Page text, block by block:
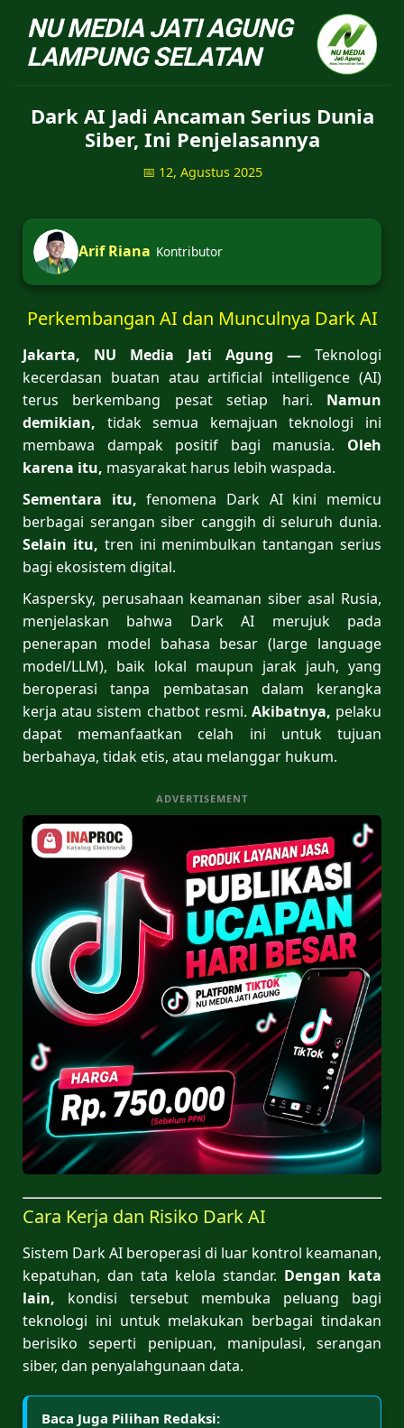
NU Jatiagung - Situs
Dark AI Jadi Ancaman Serius Dunia
Siber, Ini Penjelasannya
📅 12, Agustus 2025
Arif Riana Kontributor
Perkembangan AI dan Munculnya Dark AI
Jakarta, NU Media Jati Agung — Teknologi
kecerdasan buatan atau artificial intelligence (AI)
terus berkembang pesat setiap hari. Namun
demikian, tidak semua kemajuan teknologi ini
membawa dampak positif bagi manusia. Oleh
karena itu, masyarakat harus lebih waspada.
Sementara itu, fenomena Dark AI kini memicu
berbagai serangan siber canggih di seluruh dunia.
Selain itu, tren ini menimbulkan tantangan serius
bagi ekosistem digital.
Kaspersky, perusahaan keamanan siber asal Rusia,
menjelaskan bahwa Dark AI merujuk pada
penerapan model bahasa besar (large language
model/LLM), baik lokal maupun jarak jauh, yang
beroperasi tanpa pembatasan dalam kerangka
kerja atau sistem chatbot resmi. Akibatnya, pelaku
dapat memanfaatkan celah ini untuk tujuan
berbahaya, tidak etis, atau melanggar hukum.
ADVERTISEMENT
Cara Kerja dan Risiko Dark AI
Sistem Dark AI beroperasi di luar kontrol keamanan,
kepatuhan, dan tata kelola standar. Dengan kata
lain, kondisi tersebut membuka peluang bagi
teknologi ini untuk melakukan berbagai tindakan
berisiko seperti penipuan, manipulasi, serangan
siber, dan penyalahgunaan data.
Baca Juga Pilihan Redaksi: